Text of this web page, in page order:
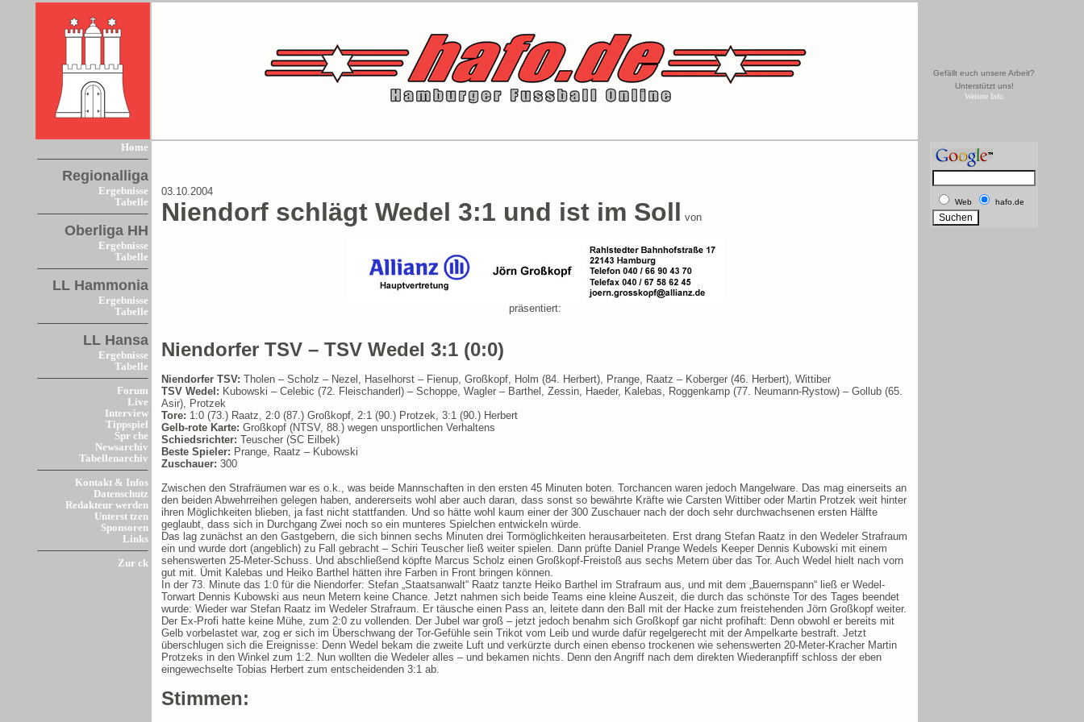
Gefällt euch unsere Arbeit?
Unterstützt uns!
Weitere Info
Home
Regionalliga
Ergebnisse
Tabelle
Oberliga HH
Ergebnisse
Tabelle
LL Hammonia
Ergebnisse
Tabelle
LL Hansa
Ergebnisse
Tabelle
Forum
Live
Interview
Tippspiel
Spr che
Newsarchiv
Tabellenarchiv
Kontakt & Infos
Datenschutz
Redakteur werden
Unterst tzen
Sponsoren
Links
Zur ck
03.10.2004
Niendorf schlägt Wedel 3:1 und ist im Soll von
präsentiert:
Niendorfer TSV – TSV Wedel 3:1 (0:0)
Niendorfer TSV: Tholen – Scholz – Nezel, Haselhorst – Fienup, Großkopf, Holm (84. Herbert), Prange, Raatz – Koberger (46. Herbert), Wittiber
TSV Wedel: Kubowski – Celebic (72. Fleischanderl) – Schoppe, Wagler – Barthel, Zessin, Haeder, Kalebas, Roggenkamp (77. Neumann-Rystow) – Gollub (65.
Asir), Protzek
Tore: 1:0 (73.) Raatz, 2:0 (87.) Großkopf, 2:1 (90.) Protzek, 3:1 (90.) Herbert
Gelb-rote Karte: Großkopf (NTSV, 88.) wegen unsportlichen Verhaltens
Schiedsrichter: Teuscher (SC Eilbek)
Beste Spieler: Prange, Raatz – Kubowski
Zuschauer: 300
Zwischen den Strafräumen war es o.k., was beide Mannschaften in den ersten 45 Minuten boten. Torchancen waren jedoch Mangelware. Das mag einerseits an
den beiden Abwehrreihen gelegen haben, andererseits wohl aber auch daran, dass sonst so bewährte Kräfte wie Carsten Wittiber oder Martin Protzek weit hinter
ihren Möglichkeiten blieben, ja fast nicht stattfanden. Und so hätte wohl kaum einer der 300 Zuschauer nach der doch sehr durchwachsenen ersten Hälfte
geglaubt, dass sich in Durchgang Zwei noch so ein munteres Spielchen entwickeln würde.
Das lag zunächst an den Gastgebern, die sich binnen sechs Minuten drei Tormöglichkeiten herausarbeiteten. Erst drang Stefan Raatz in den Wedeler Strafraum
ein und wurde dort (angeblich) zu Fall gebracht – Schiri Teuscher ließ weiter spielen. Dann prüfte Daniel Prange Wedels Keeper Dennis Kubowski mit einem
sehenswerten 25-Meter-Schuss. Und abschließend köpfte Marcus Scholz einen Großkopf-Freistoß aus sechs Metern über das Tor. Auch Wedel hielt nach vorn
gut mit. Ümit Kalebas und Heiko Barthel hätten ihre Farben in Front bringen können.
In der 73. Minute das 1:0 für die Niendorfer: Stefan „Staatsanwalt“ Raatz tanzte Heiko Barthel im Strafraum aus, und mit dem „Bauernspann“ ließ er Wedel-
Torwart Dennis Kubowski aus neun Metern keine Chance. Jetzt nahmen sich beide Teams eine kleine Auszeit, die durch das schönste Tor des Tages beendet
wurde: Wieder war Stefan Raatz im Wedeler Strafraum. Er täusche einen Pass an, leitete dann den Ball mit der Hacke zum freistehenden Jörn Großkopf weiter.
Der Ex-Profi hatte keine Mühe, zum 2:0 zu vollenden. Der Jubel war groß – jetzt jedoch benahm sich Großkopf gar nicht profihaft: Denn obwohl er bereits mit
Gelb vorbelastet war, zog er sich im Überschwang der Tor-Gefühle sein Trikot vom Leib und wurde dafür regelgerecht mit der Ampelkarte bestraft. Jetzt
überschlugen sich die Ereignisse: Denn Wedel bekam die zweite Luft und verkürzte durch einen ebenso trockenen wie sehenswerten 20-Meter-Kracher Martin
Protzeks in den Winkel zum 1:2. Nun wollten die Wedeler alles – und bekamen nichts. Denn den Angriff nach dem direkten Wiederanpfiff schloss der eben
eingewechselte Tobias Herbert zum entscheidenden 3:1 ab.
Stimmen:
Web hafo.de